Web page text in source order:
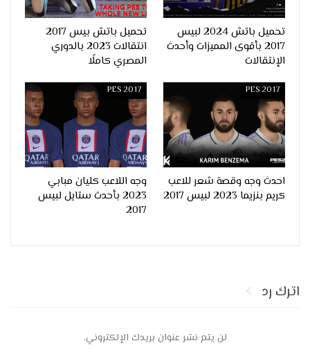
تحميل باتش 2024 لبيس
2017 بأقوى المميزات وأحدث
الإنتقالات
تحميل باتش بيس 2017
انتقالات 2023 بالدوري
المصري كاملًا
PES 2017
احدث وجه وقصة شعر للاعب
كريم بنزيما 2023 لبيس 2017
PES 2017
وجه اللاعب كليان مبابي
2023 بأحدث ستايل لبيس
2017
اترك رد
لن يتم نشر عنوان بريدك الإلكتروني.